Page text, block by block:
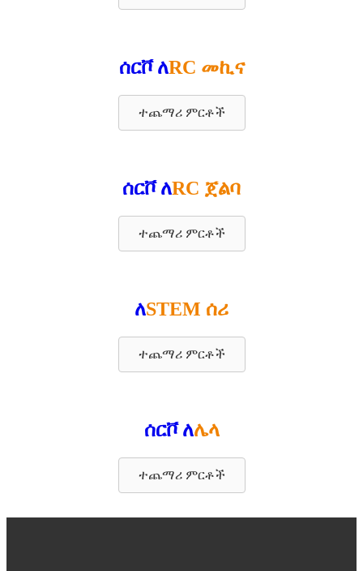
ሰርቮ ለRC መኪና
ተጨማሪ ምርቶች
ሰርቮ ለRC ጀልባ
ተጨማሪ ምርቶች
ለSTEM ሰሪ
ተጨማሪ ምርቶች
ሰርቮ ለሌላ
ተጨማሪ ምርቶች